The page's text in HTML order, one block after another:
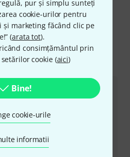
pur și simplu sunteți
cookie-urilor pentru
marketing făcând clic pe
(arata tot).
consimțământul prin
cookie (aici)
Bine!
cookie-urile
informatii
despre producător pe
astfel
România